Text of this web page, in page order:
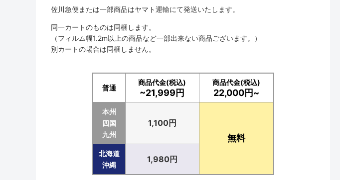
佐川急便または一部商品はヤマト運輸にて発送いたします。
同一カートのものは同梱します。
（フィルム幅1.2m以上の商品など一部出来ない商品ございます。）
別カートの場合は同梱しません。
普通
商品代金(税込)
~21,999円
商品代金(税込)
22,000円~
本州
四国
九州
1,100円
無料
北海道
沖縄
1,980円